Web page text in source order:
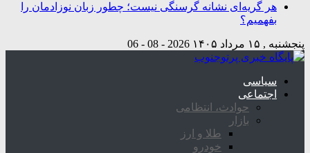
هر گریه‌ای نشانه گرسنگی نیست؛ چطور زبان نوزادمان را
بفهمیم؟
پنجشنبه , ۱۵ مرداد ۱۴۰۵ 2026 - 08 - 06
سیاسی
اجتماعی
حوادث، انتظامی
بازار
طلا و ارز
خودرو